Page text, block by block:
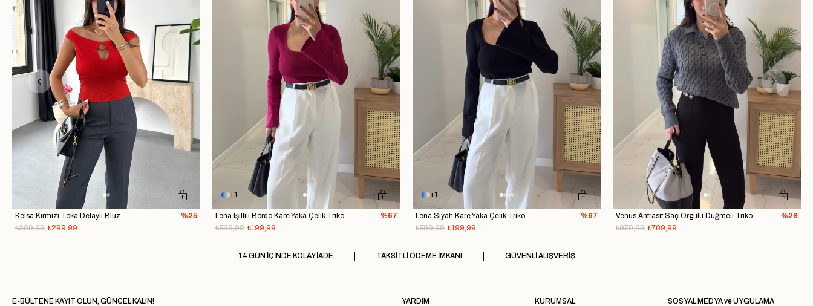
Kelsa Kırmızı Toka Detaylı Bluz
₺299,99
₺399,99
%25
1
Lena Işıltılı Bordo Kare Yaka Çelik Triko
₺199,99
₺599,99
%67
1
Lena Siyah Kare Yaka Çelik Triko
₺199,99
₺599,99
%67
Venüs Antrasit Saç Örgülü Düğmeli Triko
₺709,99
₺979,99
%28
14 GÜN İÇİNDE KOLAY İADE TAKSİTLİ ÖDEME İMKANI GÜVENLİ ALIŞVERİŞ
E-BÜLTENE KAYIT OLUN, GÜNCEL KALIN!
YARDIM KURUMSAL SOSYAL MEDYA ve UYGULAMA